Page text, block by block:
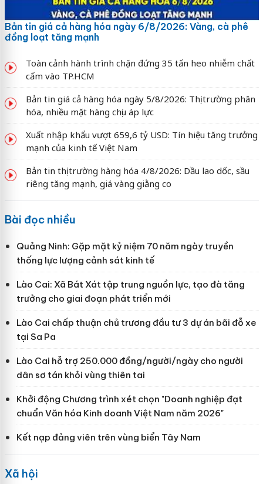
Bản tin giá cả hàng hóa ngày 6/8/2026: Vàng, cà phê
đồng loạt tăng mạnh
Toàn cảnh hành trình chặn đứng 35 tấn heo nhiễm chất
cấm vào TP.HCM
Bản tin giá cả hàng hóa ngày 5/8/2026: Thị trường phân
hóa, nhiều mặt hàng chịu áp lực
Xuất nhập khẩu vượt 659,6 tỷ USD: Tín hiệu tăng trưởng
mạnh của kinh tế Việt Nam
Bản tin thị trường hàng hóa 4/8/2026: Dầu lao dốc, sầu
riêng tăng mạnh, giá vàng giằng co
Bài đọc nhiều
Quảng Ninh: Gặp mặt kỷ niệm 70 năm ngày truyền
thống lực lượng cảnh sát kinh tế
Lào Cai: Xã Bát Xát tập trung nguồn lực, tạo đà tăng
trưởng cho giai đoạn phát triển mới
Lào Cai chấp thuận chủ trương đầu tư 3 dự án bãi đỗ xe
tại Sa Pa
Lào Cai hỗ trợ 250.000 đồng/người/ngày cho người
dân sơ tán khỏi vùng thiên tai
Khởi động Chương trình xét chọn "Doanh nghiệp đạt
chuẩn Văn hóa Kinh doanh Việt Nam năm 2026"
Kết nạp đảng viên trên vùng biển Tây Nam
Xã hội